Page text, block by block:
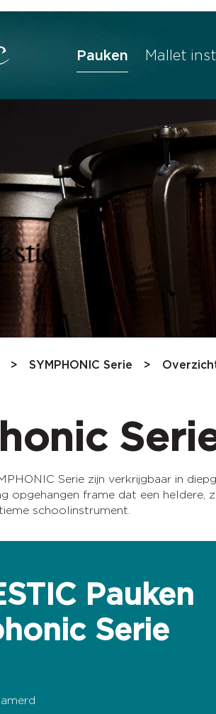
Pauken Mallet
SYMPHONIC Serie
Serie zijn verkrijgbaar in
opgehangen frame dat een
schoolinstrument.
Pauken
Serie